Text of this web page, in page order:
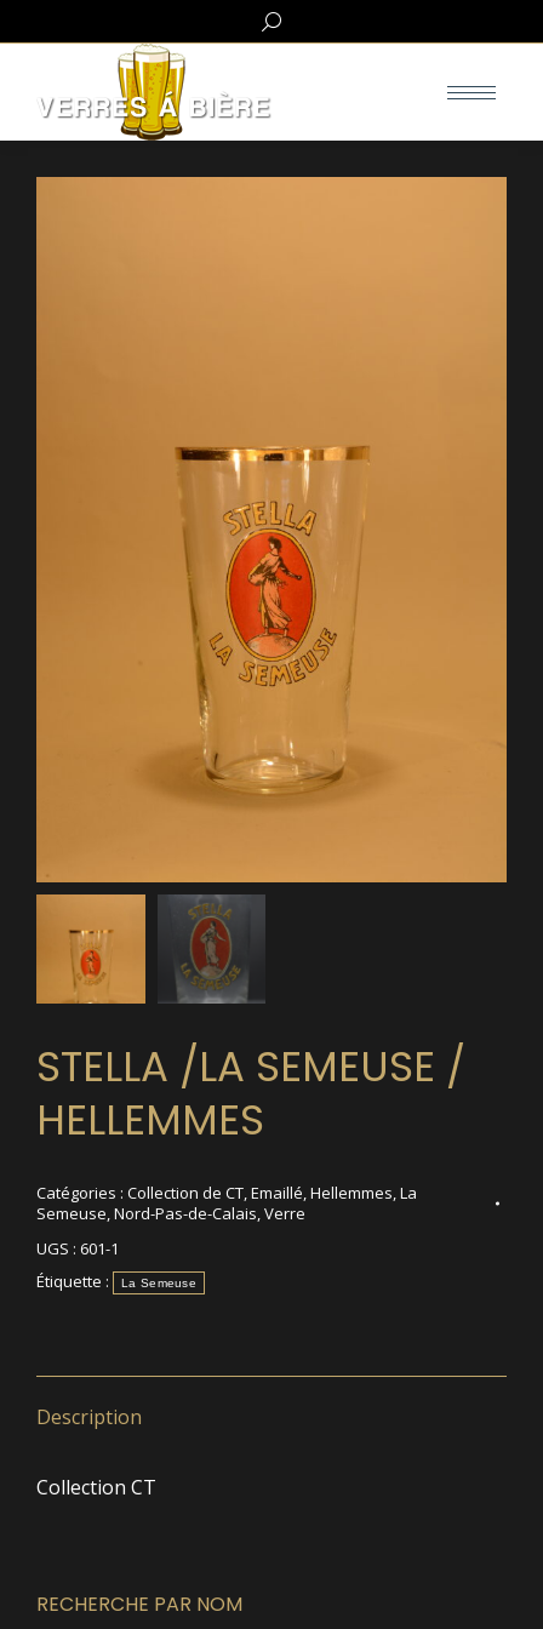
Search:
STELLA /LA SEMEUSE /
HELLEMMES
Catégories : Collection de CT Emaillé Hellemmes La
Semeuse Nord-Pas-de-Calais Verre
UGS : 601-1
Étiquette :
La Semeuse
Description
Collection CT
RECHERCHE PAR NOM